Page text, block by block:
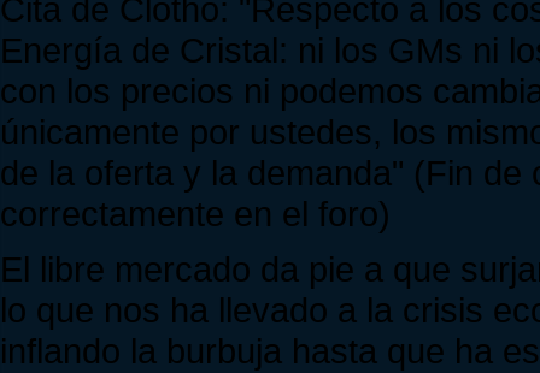
Cita de Clotho: "Respecto a los
Energía de Cristal: ni los GMs ni
con los precios ni podemos
únicamente por ustedes, los
de la oferta y la demanda" (Fin
correctamente en el foro)
El libre mercado da pie a que
lo que nos ha llevado a la crisis
inflando la burbuja hasta que ha